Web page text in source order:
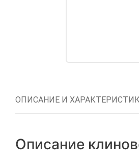
ОПИСАНИЕ И
Описание